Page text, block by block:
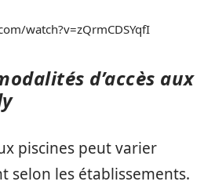
watch?v=zQrmCDSYqfI
d’accès aux
piscines peut varier
selon les établissements.